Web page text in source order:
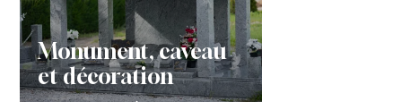
Monument, caveau
et décoration